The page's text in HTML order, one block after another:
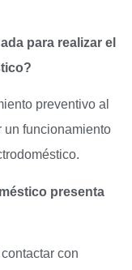
para realizar el
preventivo al
un funcionamiento
presenta
con